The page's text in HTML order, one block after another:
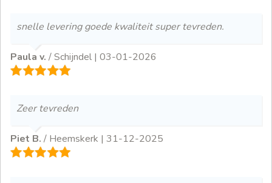
snelle levering goede kwaliteit super tevreden.
Paula v. / Schijndel | 03-01-2026
Zeer tevreden
Piet B. / Heemskerk | 31-12-2025